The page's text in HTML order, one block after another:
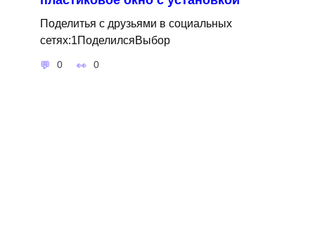
Поделитья с друзьями в социальных
сетях:1ПоделилсяВыбор
0 0